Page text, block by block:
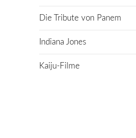
Die Tribute von Panem
Indiana Jones
Kaiju-Filme